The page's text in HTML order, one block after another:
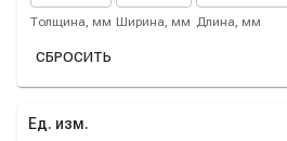
Толщина, мм Ширина, мм Длина, мм
СБРОСИТЬ
Ед. изм.